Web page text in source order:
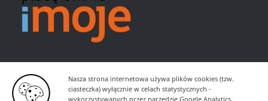
Nasza strona internetowa używa plików cookies (tzw.
ciasteczka) wyłącznie w celach statystycznych -
wykorzystywanych przez narzędzie Google Analytics.